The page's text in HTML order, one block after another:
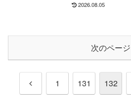
2026.08.05
次のページ
前
1 131 132